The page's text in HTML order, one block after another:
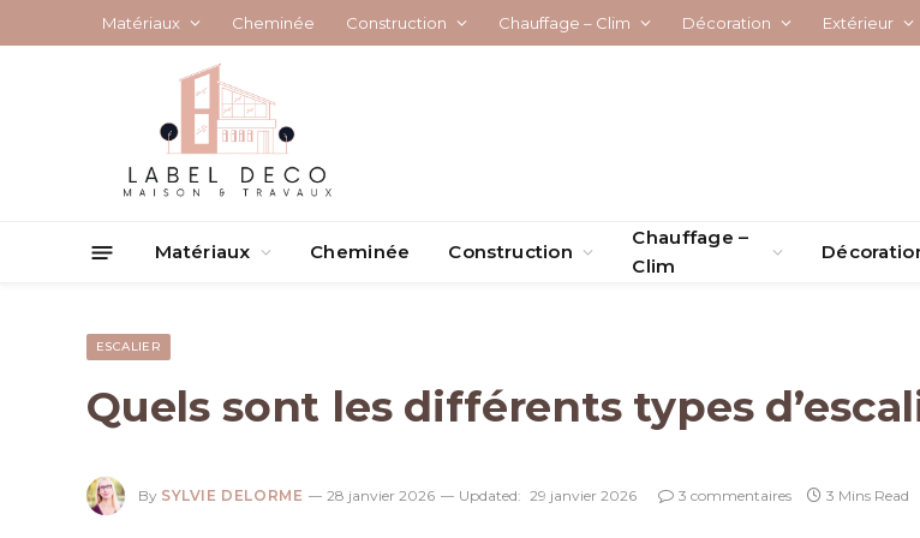
Matériaux Cheminée Construction Chauffage – Clim Décoration Extérieur
Matériaux Cheminée Construction
Chauffage –
Clim
ESCALIER
Quels sont les différents types
By SYLVIE DELORME 28 janvier 2026 Updated: 29 janvier 2026 3 commentaires 3 Mins Read